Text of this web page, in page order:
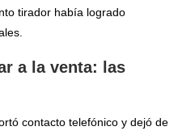
tirador había logrado
a la venta: las
contacto telefónico y dejó de